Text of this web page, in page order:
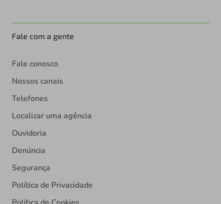
Fale com a gente
Fale conosco
Nossos canais
Telefones
Localizar uma agência
Ouvidoria
Denúncia
Segurança
Política de Privacidade